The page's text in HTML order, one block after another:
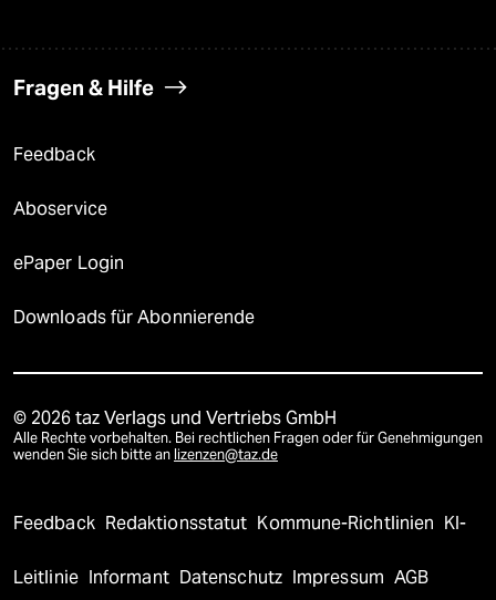
Fragen & Hilfe
Feedback
Aboservice
ePaper Login
Downloads für Abonnierende
© 2026 taz Verlags und Vertriebs GmbH
Alle Rechte vorbehalten. Bei rechtlichen Fragen oder für Genehmigungen
wenden Sie sich bitte an lizenzen@taz.de
Feedback Redaktionsstatut Kommune-Richtlinien KI-
Leitlinie Informant Datenschutz Impressum AGB